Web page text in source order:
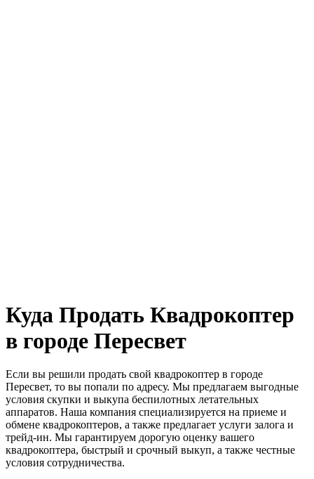
Куда Продать Квадрокоптер
в городе Пересвет
Если вы решили продать свой квадрокоптер в городе
Пересвет, то вы попали по адресу. Мы предлагаем выгодные
условия скупки и выкупа беспилотных летательных
аппаратов. Наша компания специализируется на приеме и
обмене квадрокоптеров, а также предлагает услуги залога и
трейд-ин. Мы гарантируем дорогую оценку вашего
квадрокоптера, быстрый и срочный выкуп, а также честные
условия сотрудничества.